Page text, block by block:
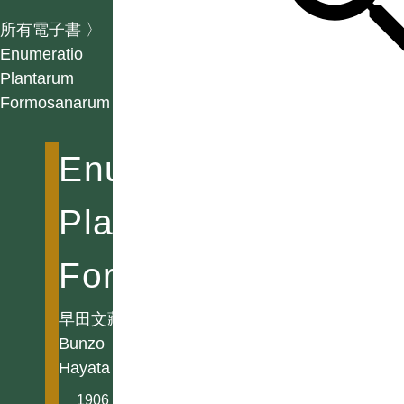
所有電子書 〉
Enumeratio
Plantarum
Formosanarum
Enumeratio
Plantarum
Formosanarum
早田文藏
Bunzo
Hayata
1906